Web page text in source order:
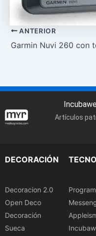
ANTERIOR
Garmin Nuvi 260 con
Artículos
DECORACIÓN
Decoracion 2.0
Open Deco
Decoración
Sueca